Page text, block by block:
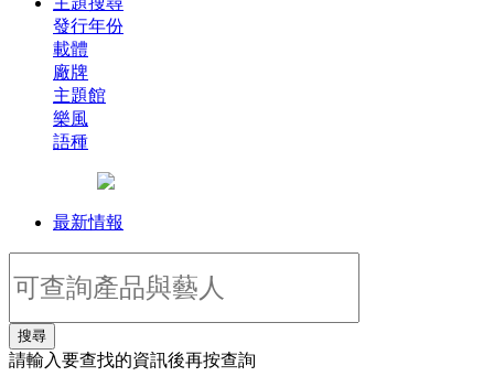
發行年份
載體
廠牌
主題館
樂風
語種
最新情報
搜尋
請輸入要查找的資訊後再按查詢